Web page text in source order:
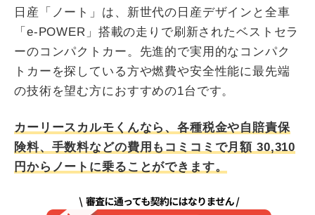
日産「ノート」は、新世代の日産デザインと全車
「e-POWER」搭載の走りで刷新されたベストセラ
ーのコンパクトカー。先進的で実用的なコンパク
トカーを探している方や燃費や安全性能に最先端
の技術を望む方におすすめの1台です。
カーリースカルモくんなら、各種税金や自賠責保
険料、手数料などの費用もコミコミで月額 30,310
円からノートに乗ることができます。